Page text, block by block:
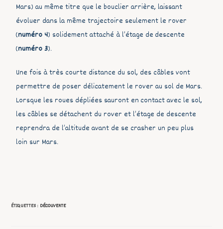
Mars) au même titre que le bouclier arrière, laissant
évoluer dans la même trajectoire seulement le rover
(numéro 4) solidement attaché à l’étage de descente
(numéro 3).
Une fois à très courte distance du sol, des câbles vont
permettre de poser délicatement le rover au sol de Mars.
Lorsque les roues dépliées sauront en contact avec le sol,
les câbles se détachent du rover et l’étage de descente
reprendra de l’altitude avant de se crasher un peu plus
loin sur Mars.
ÉTIQUETTES : DÉCOUVERTE